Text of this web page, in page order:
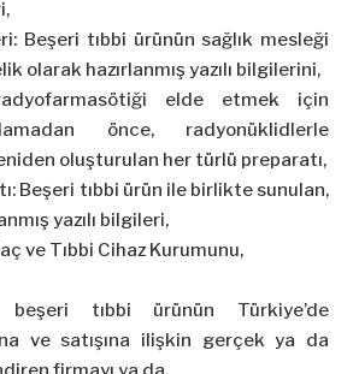
Beşeri tıbbi ürünün sağlık mesleği
olarak hazırlanmış yazılı bilgilerini,
elde etmek için
önce, radyonüklidlerle
oluşturulan her türlü preparatı,
Beşeri tıbbi ürün ile birlikte sunulan,
yazılı bilgileri,
ve Tıbbi Cihaz Kurumunu,
tıbbi ürünün Türkiye’de
ve satışına ilişkin gerçek ya da